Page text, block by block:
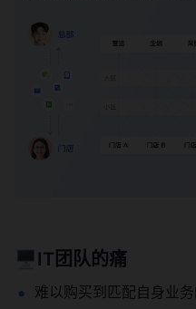
🖥️IT团队的痛
难以购买到匹配自身业